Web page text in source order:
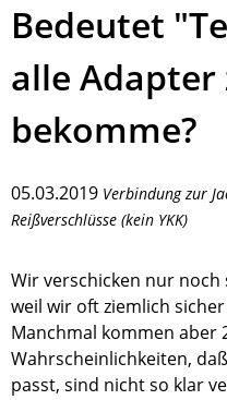
Bedeutet
alle Adapter
bekomme?
05.03.2019 Verbindung zur
Reißverschlüsse (kein YKK)
Wir verschicken nur noch
weil wir oft ziemlich
Manchmal kommen aber
Wahrscheinlichkeiten,
passt, sind nicht so klar